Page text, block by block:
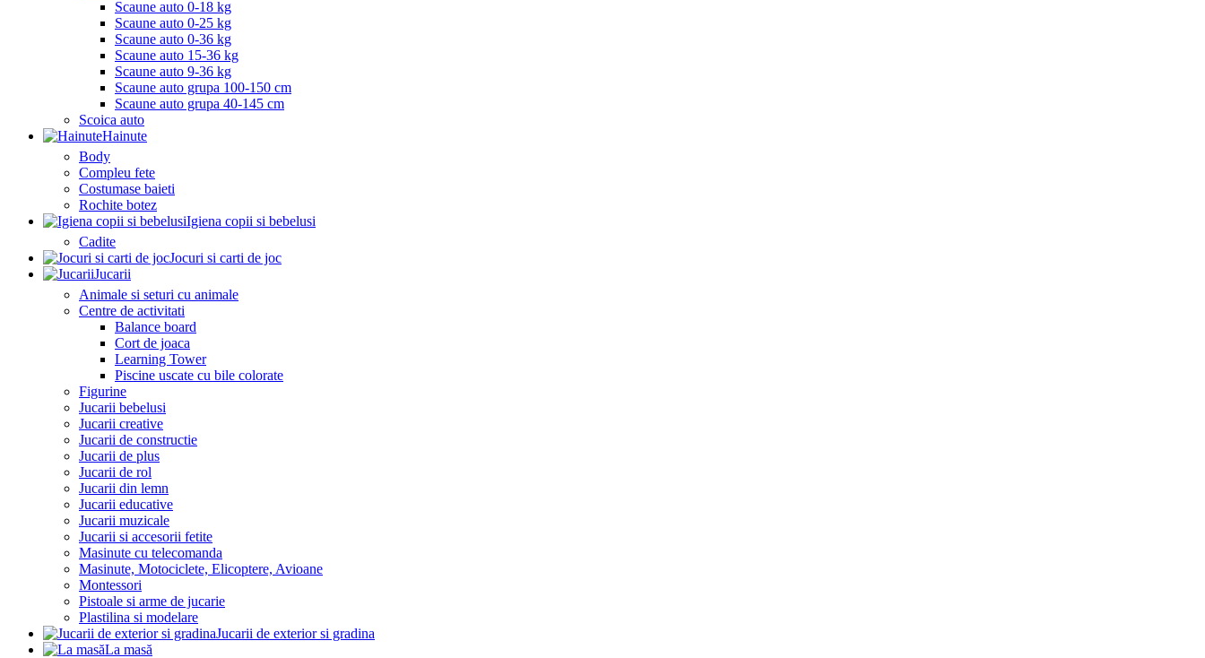
Scaune auto 0-18 kg
Scaune auto 0-25 kg
Scaune auto 0-36 kg
Scaune auto 15-36 kg
Scaune auto 9-36 kg
Scaune auto grupa 100-150 cm
Scaune auto grupa 40-145 cm
Scoica auto
Hainute
Body
Compleu fete
Costumase baieti
Rochite botez
Igiena copii si bebelusi
Cadite
Jocuri si carti de joc
Jucarii
Animale si seturi cu animale
Centre de activitati
Balance board
Cort de joaca
Learning Tower
Piscine uscate cu bile colorate
Figurine
Jucarii bebelusi
Jucarii creative
Jucarii de constructie
Jucarii de plus
Jucarii de rol
Jucarii din lemn
Jucarii educative
Jucarii muzicale
Jucarii si accesorii fetite
Masinute cu telecomanda
Masinute, Motociclete, Elicoptere, Avioane
Montessori
Pistoale si arme de jucarie
Plastilina si modelare
Jucarii de exterior si gradina
La masă